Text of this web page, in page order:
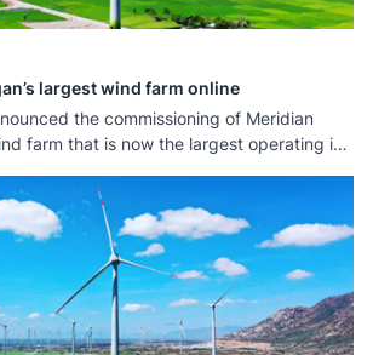
largest wind farm online
the commissioning of Meridian
farm that is now the largest operating in